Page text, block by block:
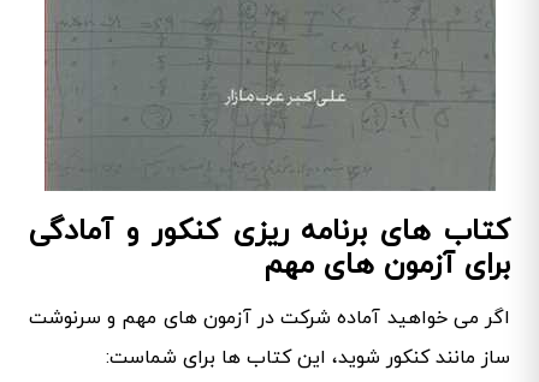
کتاب های برنامه ریزی کنکور و آمادگی
برای آزمون های مهم
اگر می خواهید آماده شرکت در آزمون های مهم و سرنوشت
ساز مانند کنکور شوید، این کتاب ها برای شماست: